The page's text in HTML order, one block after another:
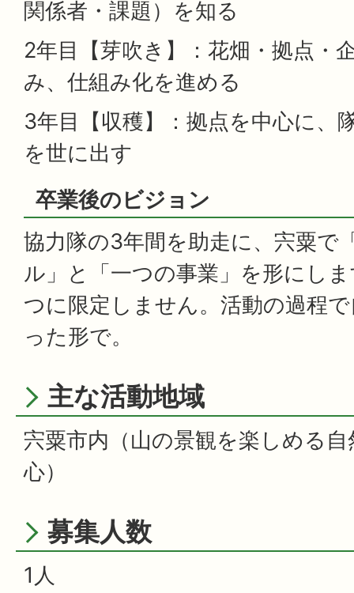
関係者・課題）を知る
2年目【芽吹き】：花畑・拠点・
み、仕組み化を進める
3年目【収穫】：拠点を中心に、
を世に出す
卒業後のビジョン
協力隊の3年間を助走に、宍粟で
ル」と「一つの事業」を形にし
つに限定しません。活動の過程
った形で。
主な活動地域
宍粟市内（山の景観を楽しめる
心）
募集人数
1人